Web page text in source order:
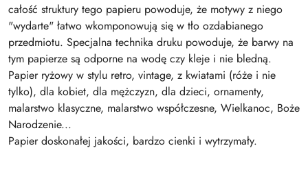
całość struktury tego papieru powoduje, że motywy z niego
"wydarte" łatwo wkomponowują się w tło ozdabianego
przedmiotu. Specjalna technika druku powoduje, że barwy na
tym papierze są odporne na wodę czy kleje i nie bledną.
Papier ryżowy w stylu retro, vintage, z kwiatami (róże i nie
tylko), dla kobiet, dla mężczyzn, dla dzieci, ornamenty,
malarstwo klasyczne, malarstwo współczesne, Wielkanoc, Boże
Narodzenie...
Papier doskonałej jakości, bardzo cienki i wytrzymały.